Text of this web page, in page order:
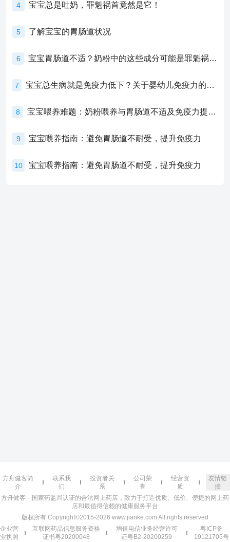
4 宝宝总是吐奶，罪魁祸首竟然是它！
5 了解宝宝的胃肠道状况
6 宝宝胃肠道不适？奶粉中的这些成分可能是罪魁祸首！
7 宝宝总生病就是免疫力低下？关于婴幼儿免疫力的真相，家长必须了解！
8 宝宝喂养难题：奶粉喂养与胃肠道不适及免疫力提升的奥秘
9 宝宝喂养指南：避免胃肠道不耐受，提升免疫力
10 宝宝喂养指南：避免胃肠道不耐受，提升免疫力
方舟健客简
介
联系我
们
投资者关
系
公司荣
誉
经营资
质
友情链
接
方舟健客－国家药监局认证的合法网上药店，致力于打造优质、低价、便捷的网上药
店和最值得信赖的健康服务平台
版权所有 Copyright©2015-2026 www.jianke.com All rights reserved
企业营
业执照
互联网药品信息服务资格
证书粤20200048
增值电信业务经营许可
证粤B2-20200259
粤ICP备
19121705号